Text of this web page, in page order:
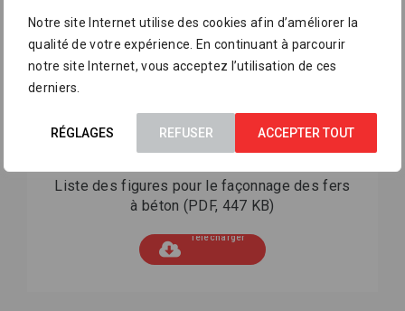
Notre site Internet utilise des cookies afin d’améliorer la
qualité de votre expérience. En continuant à parcourir
notre site Internet, vous acceptez l’utilisation de ces
derniers.
RÉGLAGES REFUSER ACCEPTER TOUT
Liste des figures pour le façonnage des fers
à béton (PDF, 447 KB)
Télécharger